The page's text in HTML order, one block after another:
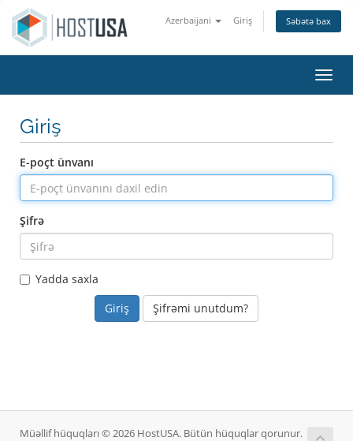
Azerbaijani Giriş Səbətə bax
Giriş
E-poçt ünvanı
Şifrə
Yadda saxla
Şifrəmi unutdum?
Müəllif hüquqları © 2026 HostUSA. Bütün hüquqlar qorunur.